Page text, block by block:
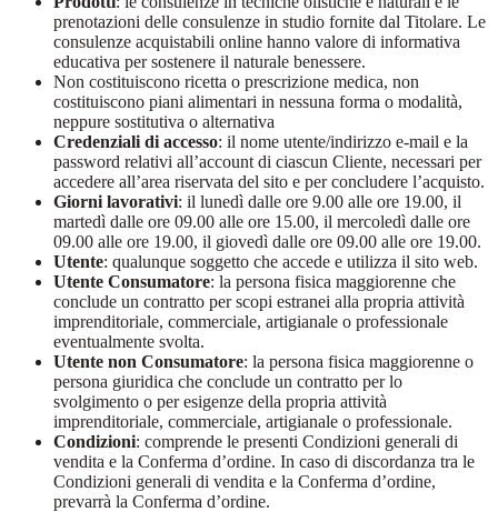
prenotazioni delle consulenze in studio fornite dal Titolare. Le
consulenze acquistabili online hanno valore di informativa
educativa per sostenere il naturale benessere.
Non costituiscono ricetta o prescrizione medica, non
costituiscono piani alimentari in nessuna forma o modalità,
neppure sostitutiva o alternativa
Credenziali di accesso: il nome utente/indirizzo e-mail e la
password relativi all’account di ciascun Cliente, necessari per
accedere all’area riservata del sito e per concludere l’acquisto.
Giorni lavorativi: il lunedì dalle ore 9.00 alle ore 19.00, il
martedì dalle ore 09.00 alle ore 15.00, il mercoledì dalle ore
09.00 alle ore 19.00, il giovedì dalle ore 09.00 alle ore 19.00.
Utente: qualunque soggetto che accede e utilizza il sito web.
Utente Consumatore: la persona fisica maggiorenne che
conclude un contratto per scopi estranei alla propria attività
imprenditoriale, commerciale, artigianale o professionale
eventualmente svolta.
Utente non Consumatore: la persona fisica maggiorenne o
persona giuridica che conclude un contratto per lo
svolgimento o per esigenze della propria attività
imprenditoriale, commerciale, artigianale o professionale.
Condizioni: comprende le presenti Condizioni generali di
vendita e la Conferma d’ordine. In caso di discordanza tra le
Condizioni generali di vendita e la Conferma d’ordine,
prevarrà la Conferma d’ordine.